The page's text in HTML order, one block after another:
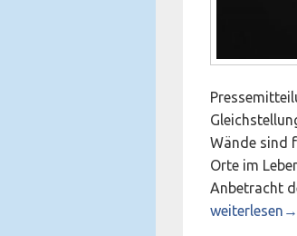
Wände sind
Orte im
Anbetracht
(K)ein
weiterlesen →